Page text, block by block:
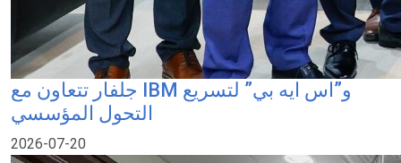
جلفار تتعاون مع IBM و”اس ايه بي” لتسريع
التحول المؤسسي
2026-07-20